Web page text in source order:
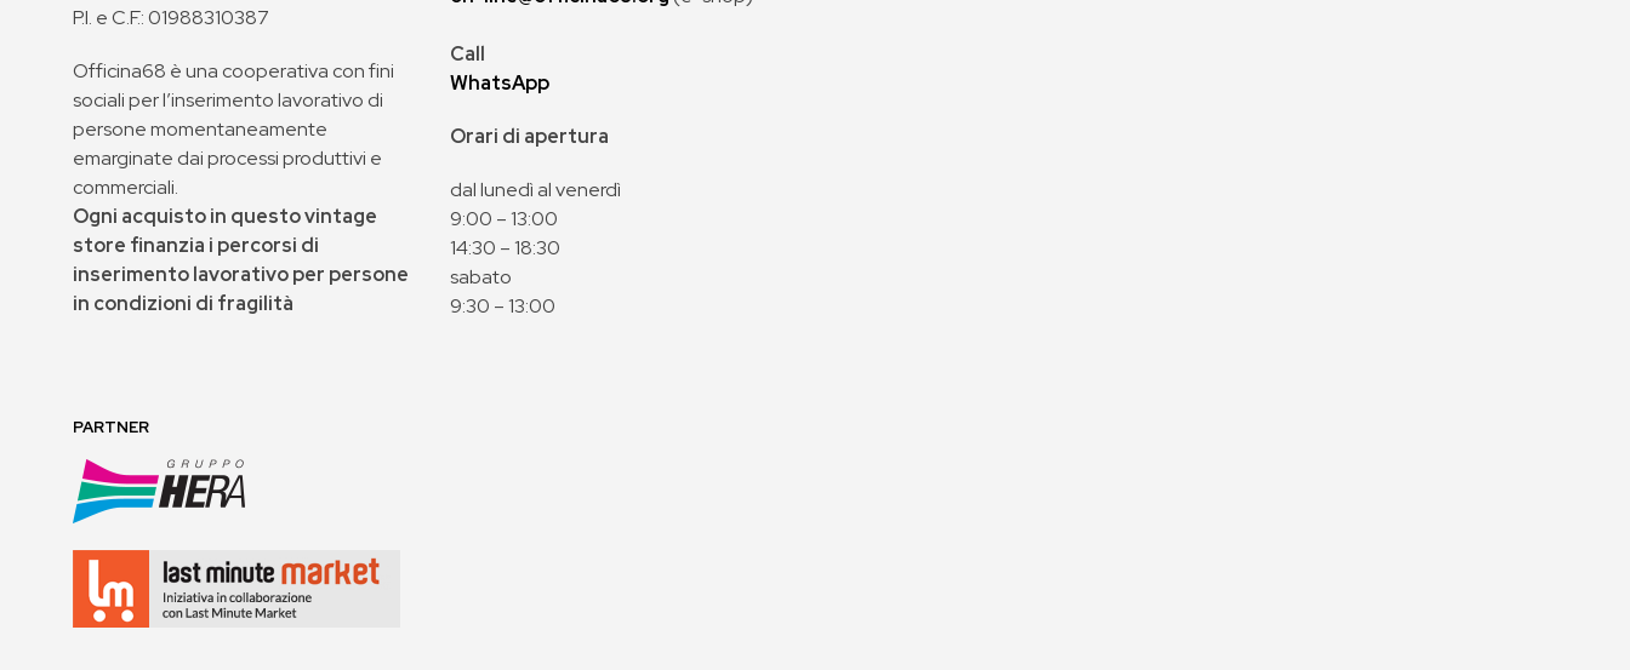
P.I. e C.F.: 01988310387
Officina68 è una cooperativa con fini
sociali per l’inserimento lavorativo di
persone momentaneamente
emarginate dai processi produttivi e
commerciali.
Ogni acquisto in questo vintage
store finanzia i percorsi di
inserimento lavorativo per persone
in condizioni di fragilità
Call
WhatsApp
Orari di apertura
dal lunedì al venerdì
9:00 – 13:00
14:30 – 18:30
sabato
9:30 – 13:00
PARTNER